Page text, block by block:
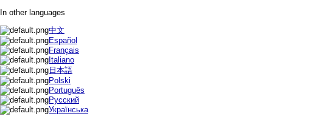
In other languages
中文
Español
Français
Italiano
日本語
Polski
Português
Русский
Українська